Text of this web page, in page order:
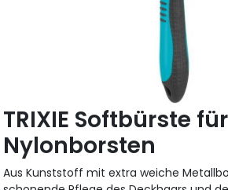
TRIXIE Softbürste
Nylonborsten
Aus Kunststoff mit extra weiche